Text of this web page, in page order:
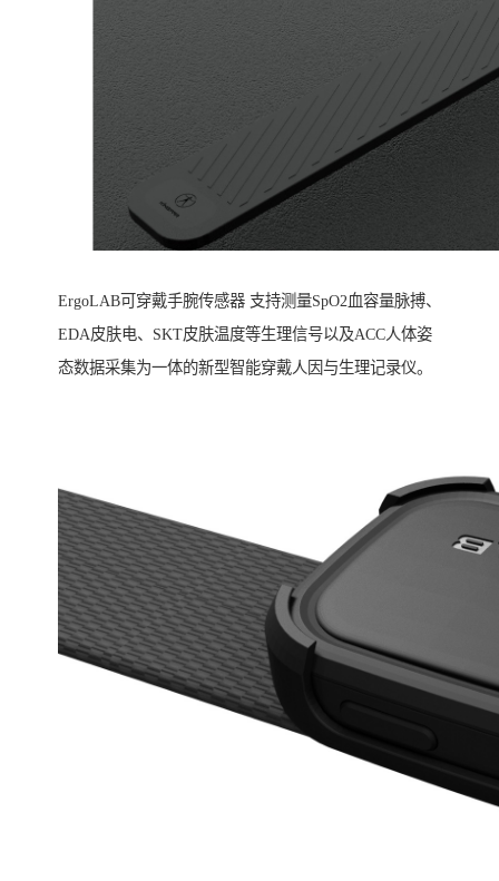
ErgoLAB可穿戴手腕传感器 支持测量SpO2血容量脉搏、
EDA皮肤电、SKT皮肤温度等生理信号以及ACC人体姿
态数据采集为一体的新型智能穿戴人因与生理记录仪。